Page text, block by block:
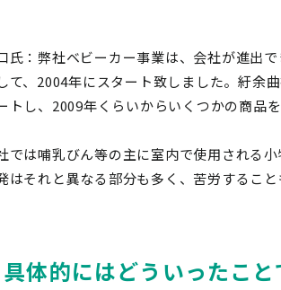
氏：弊社ベビーカー事業は、会社が進出
て、2004年にスタート致しました。紆余
トし、2009年くらいからいくつかの商品
では哺乳びん等の主に室内で使用される
はそれと異なる部分も多く、苦労すること
体的にはどういったこと